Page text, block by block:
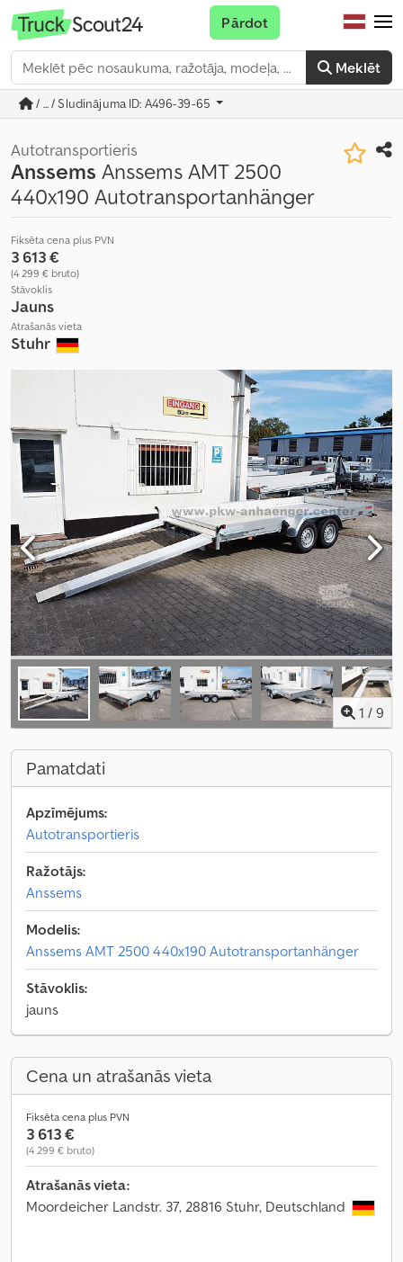
Meklēt
Pārdot
/ ... / Sludinājuma ID: A496-39-65
Autotransportieris
Anssems Anssems AMT 2500
440x190 Autotransportanhänger
Fiksēta cena plus PVN
3 613 €
(4 299 € bruto)
Stāvoklis
Jauns
Atrašanās vieta
Stuhr
1 / 9
Pamatdati
Apzīmējums:
Autotransportieris
Ražotājs:
Anssems
Modelis:
Anssems AMT 2500 440x190 Autotransportanhänger
Stāvoklis:
jauns
Cena un atrašanās vieta
Fiksēta cena plus PVN
3 613 €
(4 299 € bruto)
Atrašanās vieta:
Moordeicher Landstr. 37, 28816 Stuhr, Deutschland